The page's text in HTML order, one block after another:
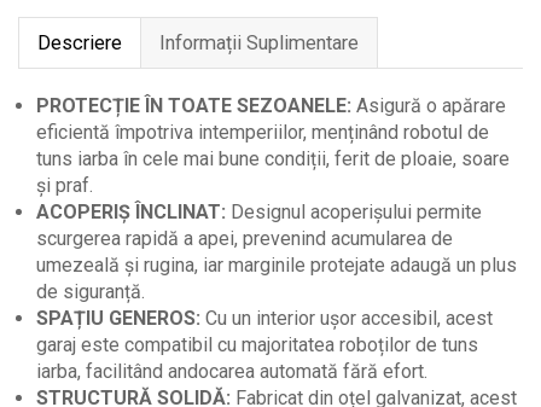
Acoperiș
Înclinat
Descriere Informații Suplimentare
PROTECȚIE ÎN TOATE SEZOANELE: Asigură o apărare
eficientă împotriva intemperiilor, menținând robotul de
tuns iarba în cele mai bune condiții, ferit de ploaie, soare
și praf.
ACOPERIȘ ÎNCLINAT: Designul acoperișului permite
scurgerea rapidă a apei, prevenind acumularea de
umezeală și rugina, iar marginile protejate adaugă un plus
de siguranță.
SPAȚIU GENEROS: Cu un interior ușor accesibil, acest
garaj este compatibil cu majoritatea roboților de tuns
iarba, facilitând andocarea automată fără efort.
STRUCTURĂ SOLIDĂ: Fabricat din oțel galvanizat, acest